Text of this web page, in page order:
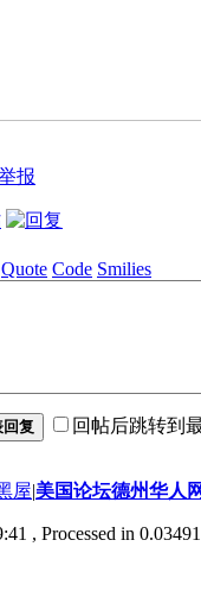
报
Quote Code Smilies
回复 回帖后跳转到
屋|美国论坛德州华人
, Processed in